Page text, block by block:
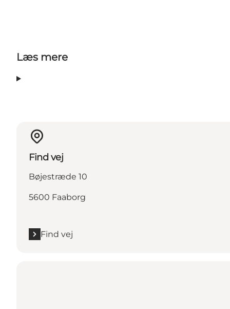
Læs mere
Find vej
Bøjestræde 10
5600 Faaborg
Find vej